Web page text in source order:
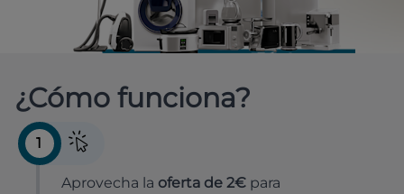
¿Cómo funciona?
1
Aprovecha la oferta de 2€ para